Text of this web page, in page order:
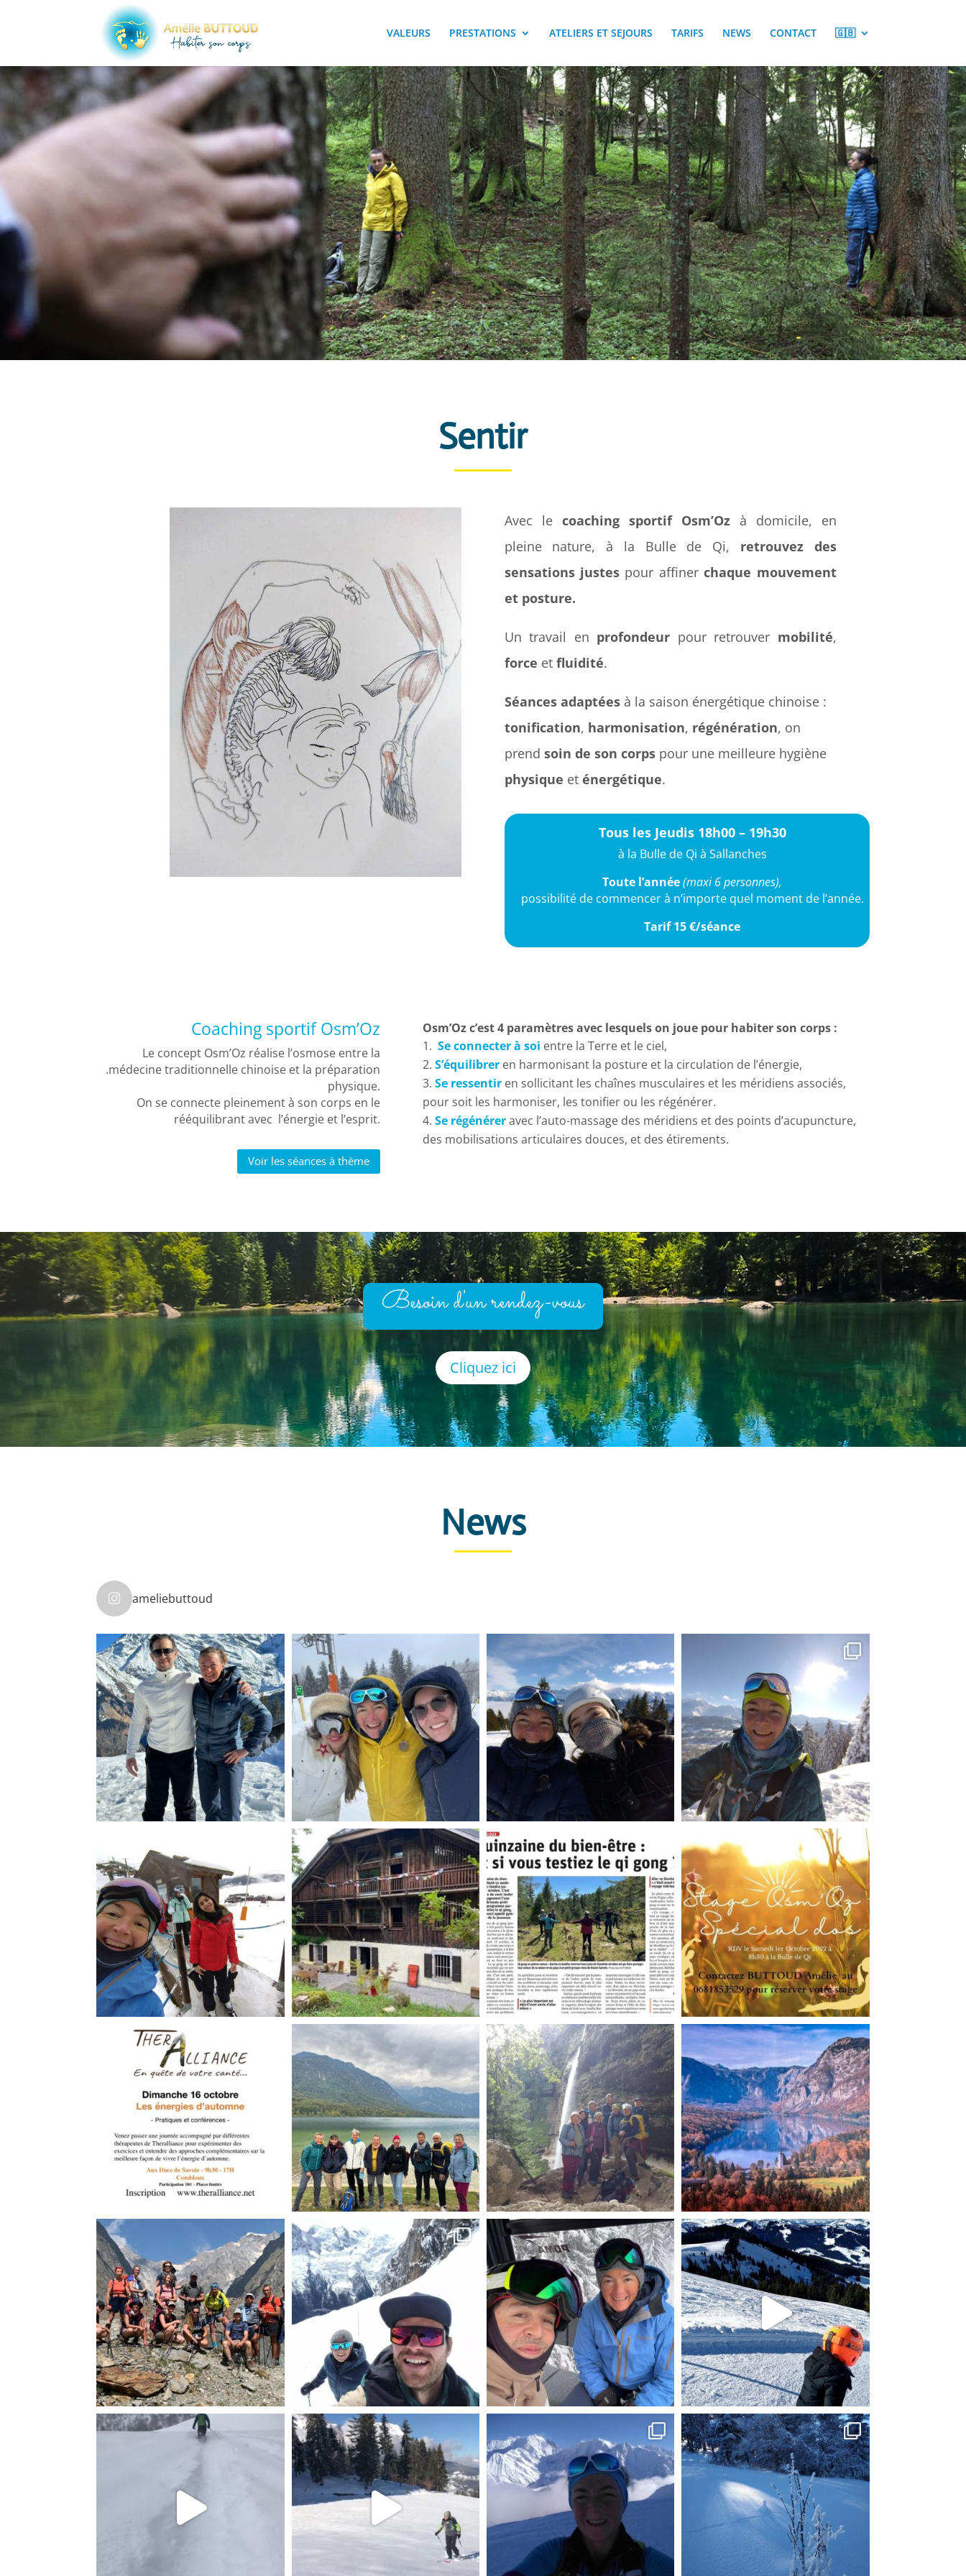
VALEURS PRESTATIONS ATELIERS ET SEJOURS TARIFS NEWS CONTACT 🇬🇧
Sentir
Avec le coaching sportif Osm’Ozà domicile, en
pleine nature, à la Bulle de Qi, retrouvez des
sensations justes pour affinerchaque mouvement
et posture.
Un travail en profondeur pour retrouver mobilité,
force et fluidité.
Séances adaptéesà la saison énergétique chinoise :
tonification, harmonisation, régénération, on
prend soin de son corpspour une meilleure hygiène
physique et énergétique.
Tous les Jeudis 18h00 – 19h30
à la Bulle de Qi à Sallanches
Toute l’année(maxi 6 personnes),
possibilité de commencer à n’importe quel moment de l’année.
Tarif15 €/séance
Coaching sportif Osm’Oz
Le concept Osm’Oz réalise l’osmose entre la
.médecine traditionnelle chinoise et la préparation
physique.
On se connecte pleinement à son corps en le
rééquilibrant avec l’énergie et l’esprit.
Voir les séances à thème
Osm’Oz c’est 4 paramètres avec lesquels on joue pour habiter son corps :
Se connecter à soi entre la Terre et le ciel,
S’équilibrer en harmonisant la posture et la circulation de l’énergie,
Se ressentir en sollicitant les chaînes musculaires et les méridiens associés,
pour soit les harmoniser, les tonifier ou les régénérer.
Se régénéreravec l’auto-massage des méridiens et des points d’acupuncture,
des mobilisations articulaires douces, et des étirements.
Besoin d'un rendez-vous
Cliquez ici
News
ameliebuttoud